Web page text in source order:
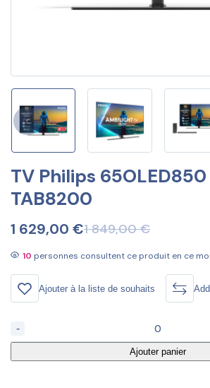
TV Philips 65OLED850
TAB8200
1 849,00€
1 629,00 €
10 personnes consultent ce produit en ce
Ajouter à la liste de souhaits
-
Ajouter panier